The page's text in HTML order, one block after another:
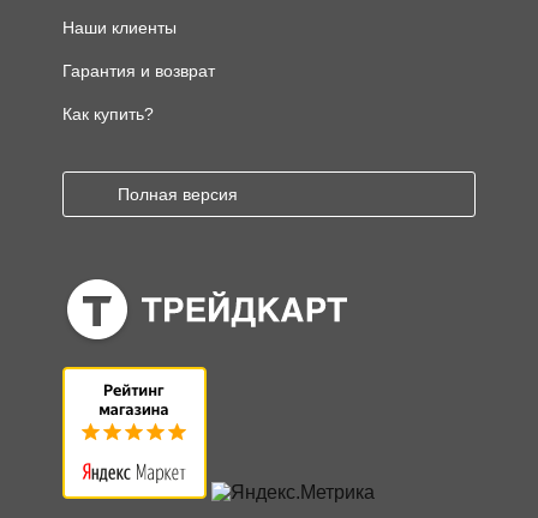
Наши клиенты
Гарантия и возврат
Как купить?
Полная версия